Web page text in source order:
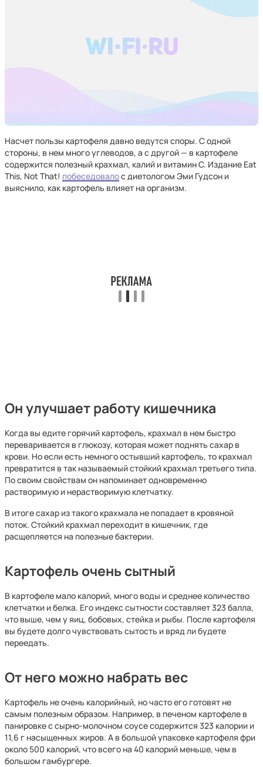
Насчет пользы картофеля давно ведутся споры. С одной
стороны, в нем много углеводов, а с другой — в картофеле
содержится полезный крахмал, калий и витамин C. Издание Eat
This, Not That! побеседовалос диетологом Эми Гудсон и
выяснило, как картофель влияет на организм.
Он улучшает работу кишечника
Когда вы едите горячий картофель, крахмал в нем быстро
переваривается в глюкозу, которая может поднять сахар в
крови. Но если есть немного остывший картофель, то крахмал
превратится в так называемый стойкий крахмал третьего типа.
По своим свойствам он напоминает одновременно
растворимую и нерастворимую клетчатку.
В итоге сахар из такого крахмала не попадает в кровяной
поток. Стойкий крахмал переходит в кишечник, где
расщепляется на полезные бактерии.
Картофель очень сытный
В картофеле мало калорий, много воды и среднее количество
клетчатки и белка. Его индекс сытности составляет 323 балла,
что выше, чем у яиц, бобовых, стейка и рыбы. После картофеля
вы будете долго чувствовать сытость и вряд ли будете
переедать.
От него можно набрать вес
Картофель не очень калорийный, но часто его готовят не
самым полезным образом. Например, в печеном картофеле в
панировке с сырно-молочном соусе содержится 323 калории и
11,6 г насыщенных жиров. А в большой упаковке картофеля фри
около 500 калорий, что всего на 40 калорий меньше, чем в
большом гамбургере.